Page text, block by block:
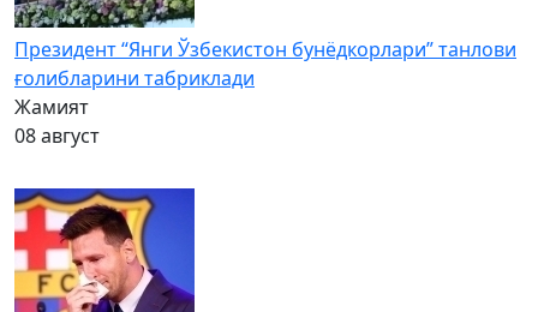
Президент “Янги Ўзбекистон бунёдкорлари” танлови
ғолибларини табриклади
Жамият
08 август